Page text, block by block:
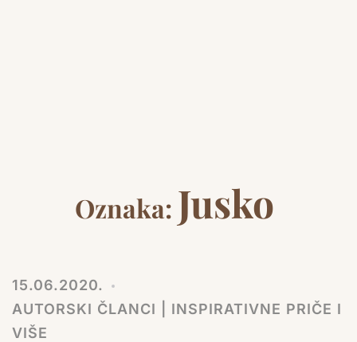
Oznaka: Jusko
15.06.2020.
AUTORSKI ČLANCI | INSPIRATIVNE PRIČE I
VIŠE